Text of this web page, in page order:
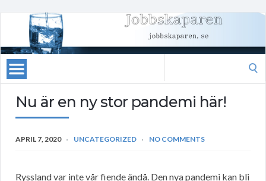
Nu är en ny stor pandemi här!
APRIL 7, 2020 UNCATEGORIZED NO COMMENTS
Ryssland var inte vår fiende ändå. Den nya pandemi kan bli